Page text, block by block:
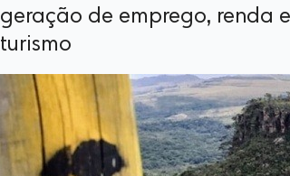
geração de emprego, renda
turismo